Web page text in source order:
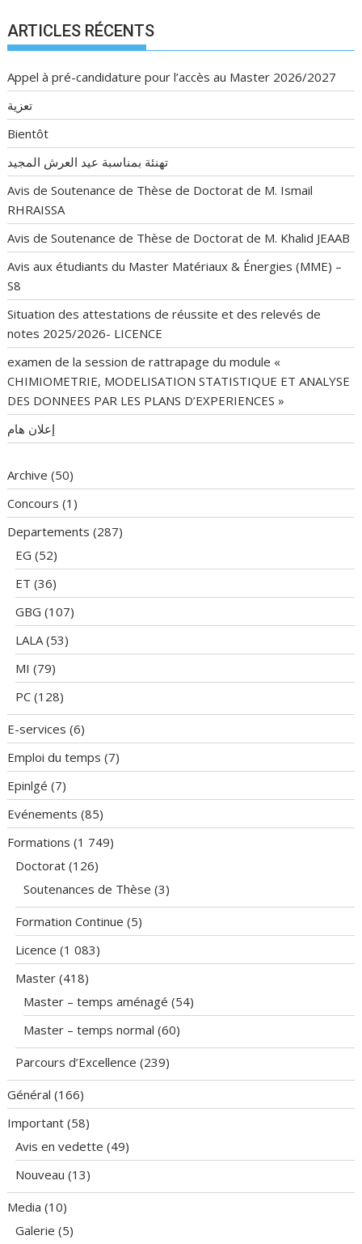
ARTICLES RÉCENTS
Appel à pré-candidature pour l’accès au Master 2026/2027
تعزية
Bientôt
تهنئة بمناسبة عيد العرش المجيد
Avis de Soutenance de Thèse de Doctorat de M. Ismail
RHRAISSA
Avis de Soutenance de Thèse de Doctorat de M. Khalid JEAAB
Avis aux étudiants du Master Matériaux & Énergies (MME) –
S8
Situation des attestations de réussite et des relevés de
notes 2025/2026- LICENCE
examen de la session de rattrapage du module «
CHIMIOMETRIE, MODELISATION STATISTIQUE ET ANALYSE
DES DONNEES PAR LES PLANS D’EXPERIENCES »
إعلان هام
Archive (50)
Concours (1)
Departements (287)
EG (52)
ET (36)
GBG (107)
LALA(53)
MI (79)
PC (128)
E-services (6)
Emploi du temps (7)
Epinlgé (7)
Evénements (85)
Formations (1 749)
Doctorat (126)
Soutenances de Thèse (3)
Formation Continue (5)
Licence (1 083)
Master (418)
Master – temps aménagé (54)
Master – temps normal (60)
Parcours d’Excellence (239)
Général (166)
Important (58)
Avis en vedette (49)
Nouveau (13)
Media (10)
Galerie (5)